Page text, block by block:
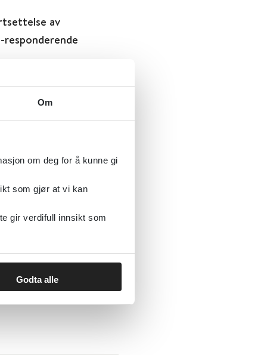
Om
om deg for å kunne gi
som gjør at vi kan
gir verdifull innsikt som
Godta alle
av